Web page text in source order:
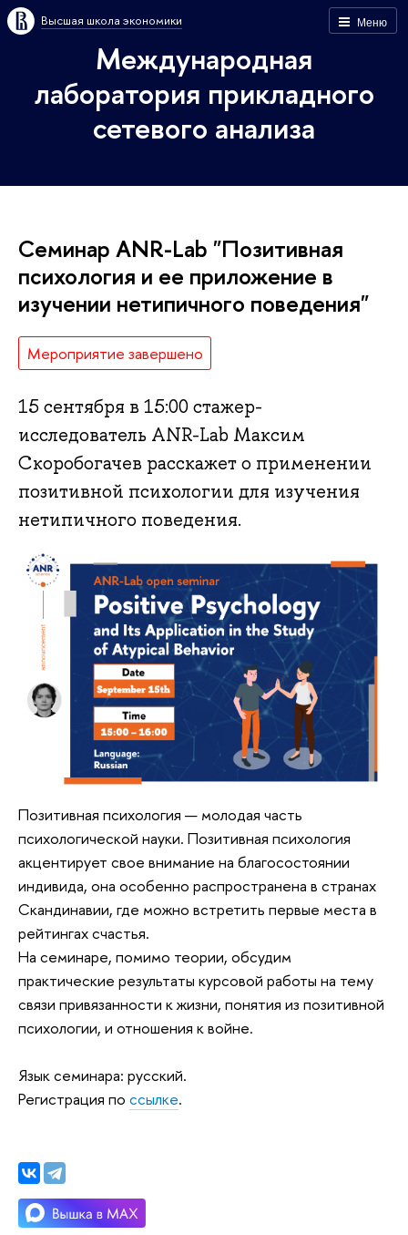
Меню
Высшая школа экономики
Международная
лаборатория прикладного
сетевого анализа
Семинар ANR-Lab "Позитивная
психология и ее приложение в
изучении нетипичного поведения"
Мероприятие завершено
15 сентября в 15:00 стажер-
исследователь ANR-Lab Максим
Скоробогачев расскажет о применении
позитивной психологии для изучения
нетипичного поведения.
Позитивная психология — молодая часть
психологической науки. Позитивная психология
акцентирует свое внимание на благосостоянии
индивида, она особенно распространена в странах
Скандинавии, где можно встретить первые места в
рейтингах счастья.
На семинаре, помимо теории, обсудим
практические результаты курсовой работы на тему
связи привязанности к жизни, понятия из позитивной
психологии, и отношения к войне.
Язык семинара: русский.
Регистрация по ссылке.